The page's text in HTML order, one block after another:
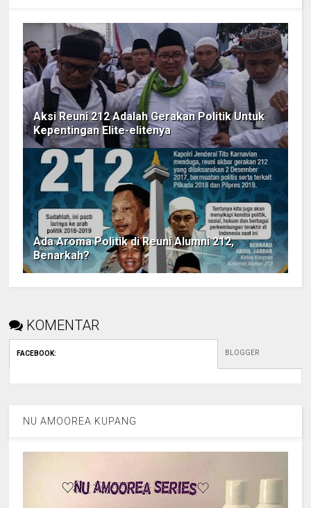
Aksi Reuni 212 Adalah Gerakan Politik Untuk
Kepentingan Elite-elitenya
Ada Aroma Politik di Reuni Alumni 212,
Benarkah?
KOMENTAR
FACEBOOK: BLOGGER
NU AMOOREA KUPANG